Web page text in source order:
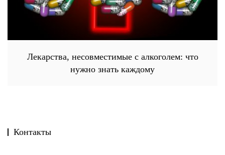
Лекарства, несовместимые с алкоголем: что
нужно знать каждому
Контакты